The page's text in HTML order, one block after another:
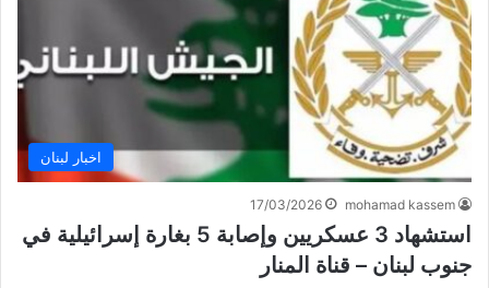
اخبار لبنان
mohamad kassem
17/03/2026
استشهاد 3 عسكريين وإصابة 5 بغارة إسرائيلية في
جنوب لبنان – قناة المنار